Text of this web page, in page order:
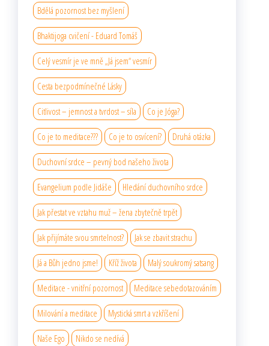
Bdělá pozornost bez myšlení
Bhaktijoga cvičení - Eduard Tomáš
Celý vesmír je ve mně „Já jsem“ vesmír
Cesta bezpodmínečné Lásky
Citlivost – jemnost a tvrdost – síla Co je Jóga?
Co je to meditace??? Co je to osvícení? Druhá otázka
Duchovní srdce – pevný bod našeho života
Evangelium podle Jidáše Hledání duchovního srdce
Jak přestat ve vztahu muž – žena zbytečně trpět
Jak přijímáte svou smrtelnost? Jak se zbavit strachu
Já a Bůh jedno jsme! Kříž života Malý soukromý satsang
Meditace - vnitřní pozornost Meditace sebedotazováním
Milování a meditace Mystická smrt a vzkříšení
Naše Ego Nikdo se nedívá